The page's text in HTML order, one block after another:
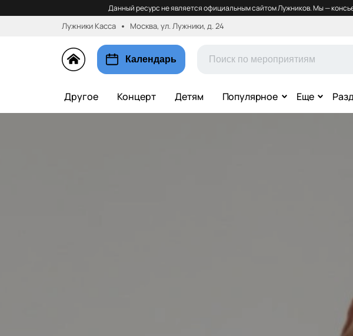
Данный ресурс не является официальным сайтом Лужников. Мы —
Лужники Касса Москва, ул. Лужники, д. 24
Календарь
Другое Концерт Детям Популярное Еще